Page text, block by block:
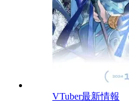
VTuber最新情報